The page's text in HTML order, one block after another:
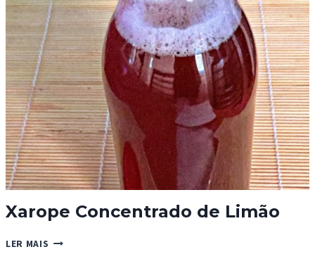
Xarope Concentrado de Limão
LER MAIS XAROPE